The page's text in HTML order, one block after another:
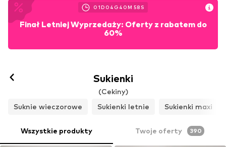
01D 04 G 40M 57 S
Finał Letniej Wyprzedaży: Oferty z rabatem do
60%
Sukienki
(Cekiny)
Suknie wieczorowe
Sukienki letnie Sukienki maxi
Wszystkie produkty Twoje oferty 390